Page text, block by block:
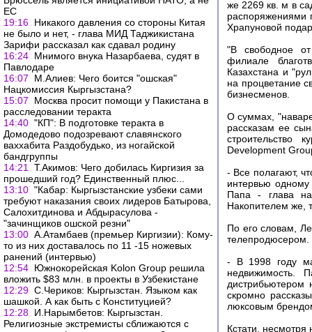
ЕС
19:16 Никакого давления со стороны Китая
не было и нет, - глава МИД Таджикистана
Зарифи рассказал как сдавал родину
16:24 Мнимого внука Назарбаева, судят в
Павлодаре
16:07
М.Алиев: Чего боится "ошская"
Нацкомиссия Кыргызстана?
15:07
Москва просит помощи у Пакистана в
расследовании теракта
14:40 "КП": В подготовке теракта в
Домодедово подозревают славянского
ваххабита Раздобудько, из ногайской
бандгруппы
14:21
Т.Акимов: Чего добилась Киргизия за
прошедший год? Единственный плюс...
13:10 "Кабар: Кыргызстанские узбеки сами
требуют наказания своих лидеров Батырова,
Салохитдинова и Абдырасулова -
"зачинщиков ошской резни"
13:00 А.Атамбаев (премьер Киргизии): Кому-
то из них доставалось по 11 -15 ножевых
ранений (интервью)
12:54 Южнокорейская Kolon Group решила
вложить $83 млн. в проекты в Узбекистане
12:29 С.Чериков: Кыргызстан. Языком как
шашкой. А как быть с Конституцией?
12:28 И.Нарымбетов: Кыргызстан.
Религиозные экстремисты сближаются с
же 2269 кв. м в
распоряжениями
Храпуновой
"В свободное
филиале
Казахстана и
на процветание
бизнесменов.
О суммах,
рассказам ее
строительство
Development
- Все полагают,
интервью одному
Папа - глава
Накопителем же,
По его словам,
телепродюсером.
- В 1998 году
недвижимость.
скромно
люксовым
Кстати,